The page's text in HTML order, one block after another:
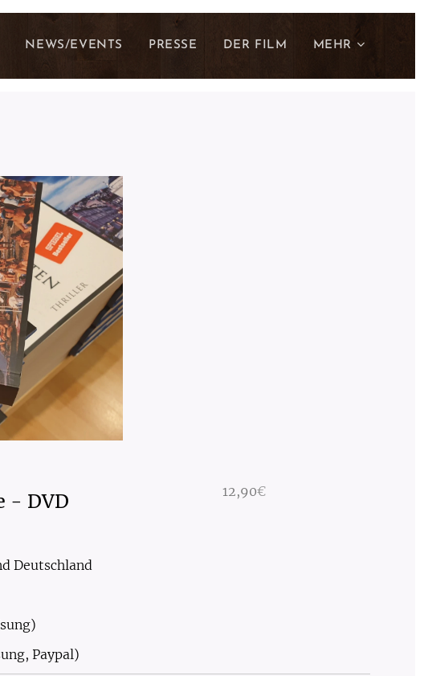
NEWS/EVENTS PRESSE DER FILM MEHR
- DVD
Deutschland
Paypal)
12,90€